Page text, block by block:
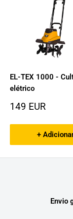
EL-TEX 1000 -
elétrico
Preço
promoção
149 EUR
+
Envio